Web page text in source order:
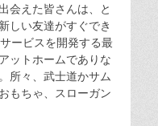
会えた皆さんは、と
しい友達がすぐでき
ービスを開発する最
ットホームでありな
所々、武士道かサム
もちゃ、スローガン